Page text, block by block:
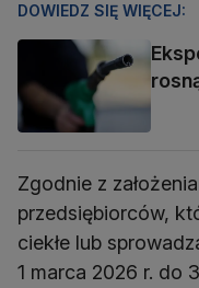
DOWIEDZ SIĘ WIĘCEJ:
Zgodnie z
przedsiębiorców,
ciekłe lub
1 marca 2026 r. do